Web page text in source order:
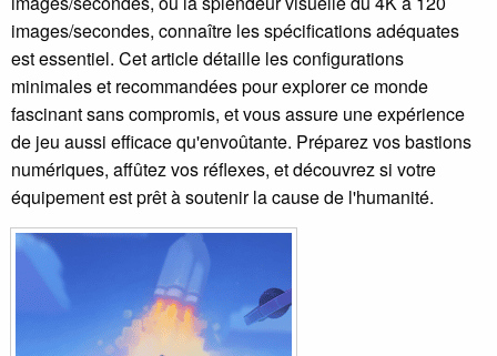
images/secondes, connaître les spécifications adéquates
est essentiel. Cet article détaille les configurations
minimales et recommandées pour explorer ce monde
fascinant sans compromis, et vous assure une expérience
de jeu aussi efficace qu'envoûtante. Préparez vos bastions
numériques, affûtez vos réflexes, et découvrez si votre
équipement est prêt à soutenir la cause de l'humanité.